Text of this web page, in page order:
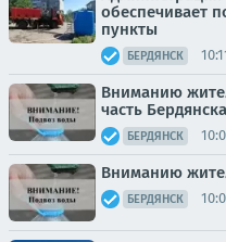
обеспечивает
пункты
БЕРДЯНСК
Вниманию
часть Бердянска
БЕРДЯНСК
Вниманию
БЕРДЯНСК